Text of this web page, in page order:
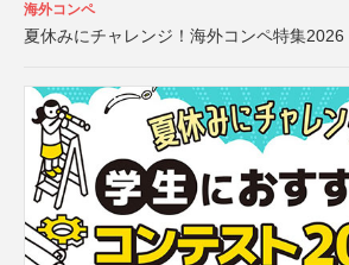
海外コンペ
夏休みにチャレンジ！海外コンペ特集2026